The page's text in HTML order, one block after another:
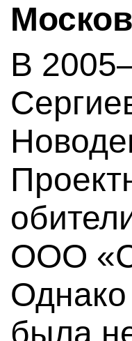
В
ООО
Однако
была